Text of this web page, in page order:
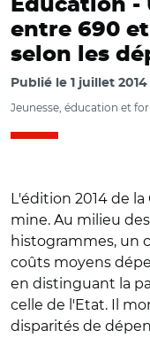
Education -
entre 690 et
selon les
Publié le 1 juillet 2014
Jeunesse, éducation et
L'édition 2014 de
mine. Au milieu
histogrammes, un
coûts moyens
en distinguant la
celle de l'Etat. Il
disparités de